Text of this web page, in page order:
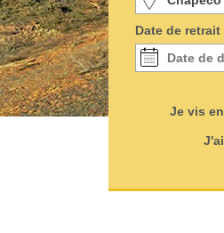
Date de retrait
Je vis en
J'ai